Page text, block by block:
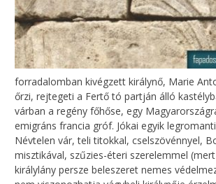
forradalomban kivégzett királynő, Marie
őrzi, rejtegeti a Fertő tó partján álló
várban a regény főhőse, egy
emigráns francia gróf. Jókai egyik
Névtelen vár, teli titokkal, cselszövénnyel,
misztikával, szűzies-éteri szerelemmel
királylány persze beleszeret nemes